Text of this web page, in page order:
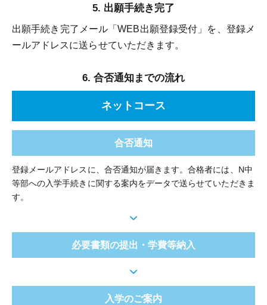
出願手続き完了
出願手続き完了メール「WEB出願登録受付」を、登録メ
ールアドレスに送らせていただきます。
合否通知までの流れ
ネットコース
合否通知
登録メールアドレスに、合否通知が届きます。合格者には、N中
等部への入学手続きに関する案内をデータで送らせていただきま
す。
必要書類の提出・学費等納入
入学のご案内